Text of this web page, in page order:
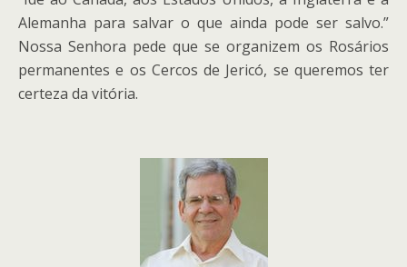
Alemanha para salvar o que ainda pode ser salvo.”
Nossa Senhora pede que se organizem os Rosários
permanentes e os Cercos de Jericó, se queremos ter
certeza da vitória.